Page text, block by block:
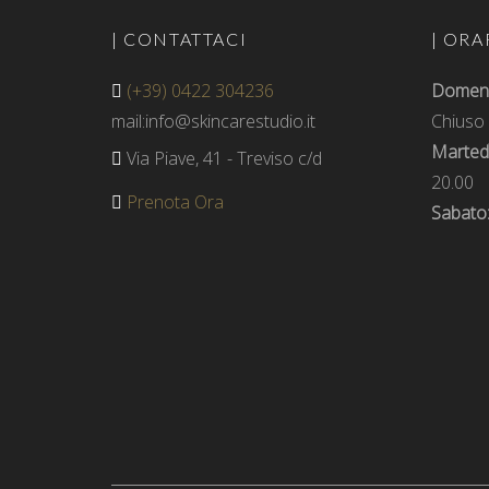
| CONTATTACI
(+39) 0422 304236
mail:info@skincarestudio.it
Via Piave, 41 - Treviso c/d
Prenota Ora
|
Chiuso
20.00
Sabato: